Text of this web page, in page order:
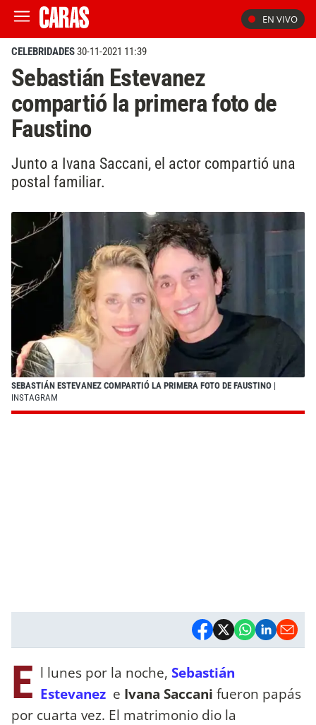
EN VIVO
CELEBRIDADES30-11-2021 11:39
Sebastián Estevanez
compartió la primera foto de
Faustino
Junto a Ivana Saccani, el actor compartió una
postal familiar.
SEBASTIÁN ESTEVANEZ COMPARTIÓ LA PRIMERA FOTO DE FAUSTINO |
INSTAGRAM
E l lunes por la noche, Sebastián
Estevanez e Ivana Saccani fueron papás
por cuarta vez. El matrimonio dio la